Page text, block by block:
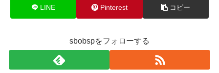
LINE Pinterest コピー
sbobspをフォローする